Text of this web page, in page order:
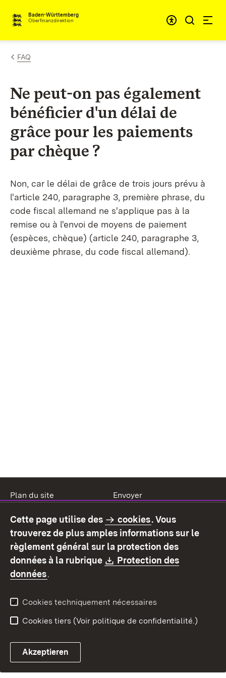
Passer au contenu
Baden-Württemberg
Oberfinanzdirektion
FAQ
Ne peut-on pas également
bénéficier d'un délai de
grâce pour les paiements
par chèque ?
Non, car le délai de grâce de trois jours prévu à
l'article 240, paragraphe 3, première phrase, du
code fiscal allemand ne s'applique pas à la
remise ou à l'envoi de moyens de paiement
(espèces, chèque) (article 240, paragraphe 3,
deuxième phrase, du code fiscal allemand).
Plan du site
Envoyer
Mode d'emploi
Déclaration sur
l'accessibilité
Contact
Signaler un lien brisé
Cette page utilise des cookies. Vous
trouverez de plus amples informations sur le
règlement général sur la protection des
données à la rubrique
Download:
Protection des
données.
Cookies techniquement nécessaires
Cookies tiers (Voir politique de confidentialité.)
Akzeptieren